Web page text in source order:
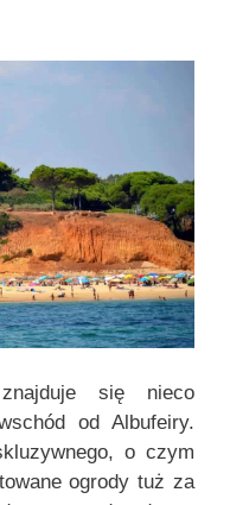
się nieco
od Albufeiry.
o czym
ogrody tuż za